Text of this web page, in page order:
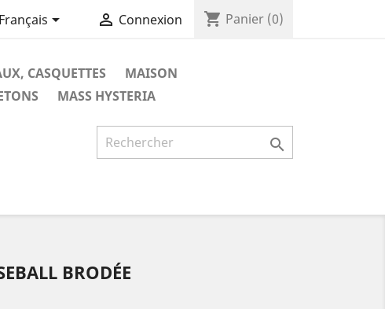
Français  Connexion shopping_cart Panier (0)
CASQUETTES
MAISON
MASS HYSTERIA

BRODÉE